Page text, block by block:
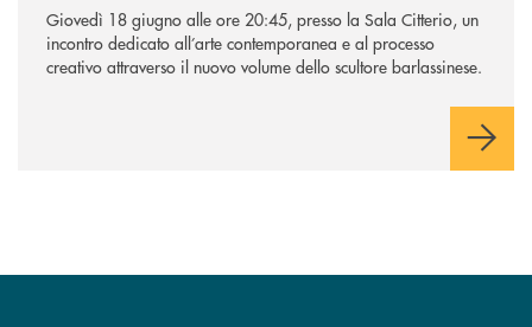
Giovedì 18 giugno alle ore 20:45, presso la Sala Citterio, un
incontro dedicato all’arte contemporanea e al processo
creativo attraverso il nuovo volume dello scultore barlassinese.